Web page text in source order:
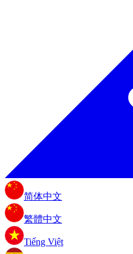
简体中文
繁體中文
Tiếng Việt